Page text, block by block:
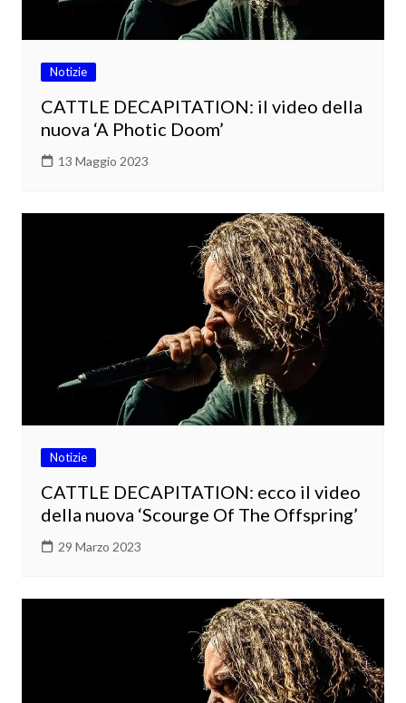
Notizie
CATTLE DECAPITATION: il video della
nuova ‘A Photic Doom’
13 Maggio 2023
Notizie
CATTLE DECAPITATION: ecco il video
della nuova ‘Scourge Of The Offspring’
29 Marzo 2023